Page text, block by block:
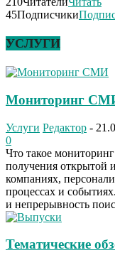
45Подписчики
УСЛУГИ
Мониторинг
Услуги Редактор -
0
Что такое
получения открытой
компаниях,
процессах и
и непрерывность
Тематические